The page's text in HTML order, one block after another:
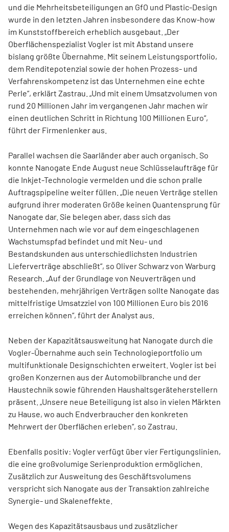
und die Mehrheitsbeteiligungen an GfO und Plastic-Design
wurde in den letzten Jahren insbesondere das Know-how
im Kunststoffbereich erheblich ausgebaut. „Der
Oberflächenspezialist Vogler ist mit Abstand unsere
bislang größte Übernahme. Mit seinem Leistungsportfolio,
dem Renditepotenzial sowie der hohen Prozess- und
Verfahrenskompetenz ist das Unternehmen eine echte
Perle“, erklärt Zastrau. „Und mit einem Umsatzvolumen von
rund 20 Millionen Jahr im vergangenen Jahr machen wir
einen deutlichen Schritt in Richtung 100 Millionen Euro“,
führt der Firmenlenker aus.
Parallel wachsen die Saarländer aber auch organisch. So
konnte Nanogate Ende August neue Schlüsselaufträge für
die Inkjet-Technologie vermelden und die schon pralle
Auftragspipeline weiter füllen. „Die neuen Verträge stellen
aufgrund ihrer moderaten Größe keinen Quantensprung für
Nanogate dar. Sie belegen aber, dass sich das
Unternehmen nach wie vor auf dem eingeschlagenen
Wachstumspfad befindet und mit Neu- und
Bestandskunden aus unterschiedlichsten Industrien
Lieferverträge abschließt“, so Oliver Schwarz von Warburg
Research. „Auf der Grundlage von Neuverträgen und
bestehenden, mehrjährigen Verträgen sollte Nanogate das
mittelfristige Umsatzziel von 100 Millionen Euro bis 2016
erreichen können“, führt der Analyst aus.
Neben der Kapazitätsausweitung hat Nanogate durch die
Vogler-Übernahme auch sein Technologieportfolio um
multifunktionale Designschichten erweitert. Vogler ist bei
großen Konzernen aus der Automobilbranche und der
Haustechnik sowie führenden Haushaltsgeräteherstellern
präsent. „Unsere neue Beteiligung ist also in vielen Märkten
zu Hause, wo auch Endverbraucher den konkreten
Mehrwert der Oberflächen erleben“, so Zastrau.
Ebenfalls positiv: Vogler verfügt über vier Fertigungslinien,
die eine großvolumige Serienproduktion ermöglichen.
Zusätzlich zur Ausweitung des Geschäftsvolumens
verspricht sich Nanogate aus der Transaktion zahlreiche
Synergie- und Skaleneffekte.
Wegen des Kapazitätsausbaus und zusätzlicher